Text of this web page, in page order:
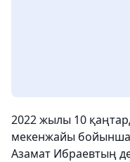
2022 жылы 10
мекенжайы бойынша
Азамат Ибраевтың